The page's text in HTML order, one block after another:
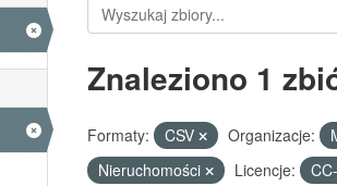
Znaleziono 1
Formaty: CSV Organizacje:
Nieruchomości
Licencje: